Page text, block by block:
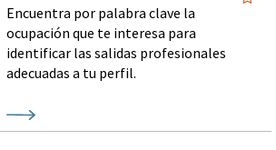
Encuentra por palabra clave la
ocupación que te interesa para
identificar las salidas profesionales
adecuadas a tu perfil.